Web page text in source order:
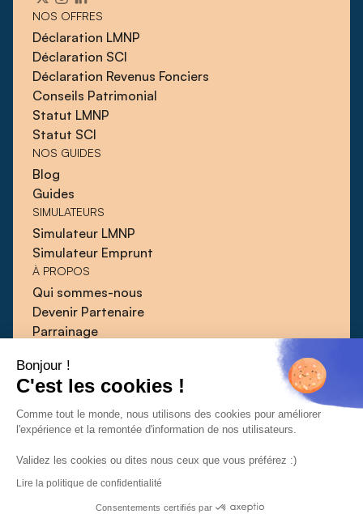
Bonjour !
C'est les cookies !
Comme tout le monde, nous utilisons des cookies pour améliorer
l'expérience et la remontée d'information de nos utilisateurs.
Validez les cookies ou dites nous ceux que vous préférez :)
Lire la politique de confidentialité
Consentements certifiés par
NOS OFFRES
Déclaration LMNP
Déclaration SCI
Déclaration Revenus Fonciers
Conseils Patrimonial
Statut LMNP
Statut SCI
NOS GUIDES
Blog
Guides
SIMULATEURS
Simulateur LMNP
Simulateur Emprunt
À PROPOS
Qui sommes-nous
Devenir Partenaire
Parrainage
Guides
Presse
Contact
CGUCGVPolitique de confidentialité